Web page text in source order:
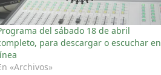
del sábado 18 de abril
para descargar o escuchar en
«Archivos»